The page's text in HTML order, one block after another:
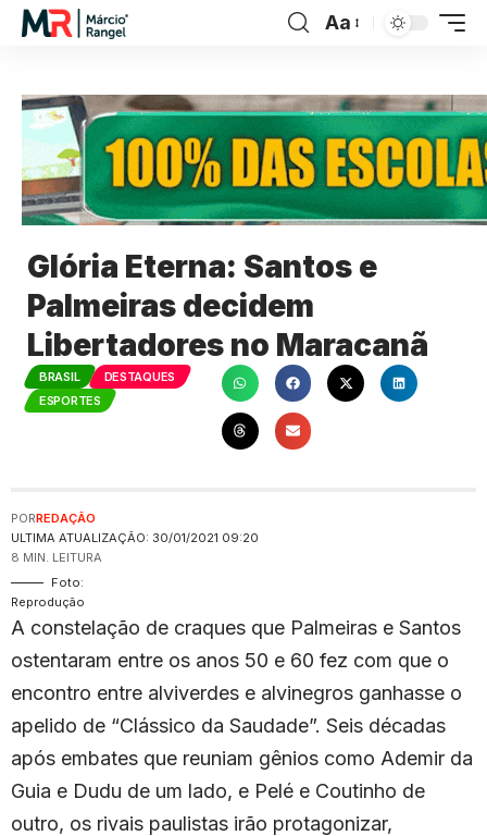
Aa
Glória Eterna: Santos e
Palmeiras decidem
Libertadores no Maracanã
BRASIL
DESTAQUES
ESPORTES
ULTIMA ATUALIZAÇÃO: 30/01/2021 09:20
PORREDAÇÃO
8 MIN. LEITURA
Foto:
Reprodução
A constelação de craques que Palmeiras e Santos
ostentaram entre os anos 50 e 60 fez com que o
encontro entre alviverdes e alvinegros ganhasse o
apelido de “Clássico da Saudade”. Seis décadas
após embates que reuniam gênios como Ademir da
Guia e Dudu de um lado, e Pelé e Coutinho de
outro, os rivais paulistas irão protagonizar,